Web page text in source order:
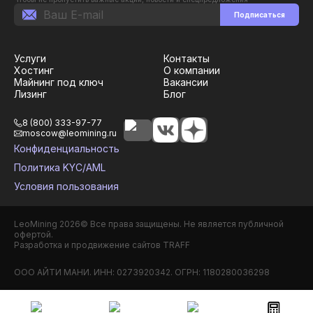
Подписаться
8 (800) 333-97-77
moscow@leomining.ru
Услуги
Хостинг
Майнинг под ключ
Лизинг
Контакты
О компании
Вакансии
Блог
Конфиденциальность
Политика KYC/AML
Условия пользования
LeoMining 2026© Все права защищены. Не является публичной
офертой.
Разработка и продвижение сайтов TRAFF
ООО АЙТИ МАНИ. ИНН: 0273920342. ОГРН: 1180280036298